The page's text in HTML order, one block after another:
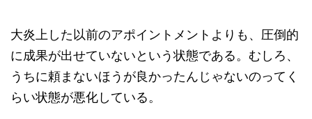
大炎上した以前のアポイントメントよりも、圧倒的
に成果が出せていないという状態である。むしろ、
うちに頼まないほうが良かったんじゃないのってく
らい状態が悪化している。